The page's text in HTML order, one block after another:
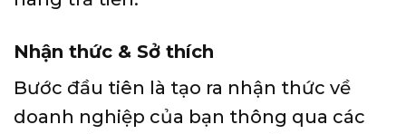
Nhận thức & Sở thích
Bước đầu tiên là tạo ra nhận thức về
doanh nghiệp của bạn thông qua các